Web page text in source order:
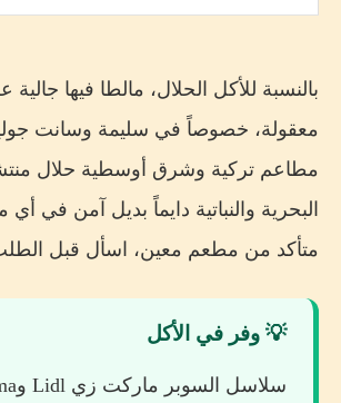
بالنسبة للأكل الحلال، مالطا فيها جالية
معقولة، خصوصاً في سليمة وسانت
مطاعم تركية وشرق أوسطية حلال
البحرية والنباتية دايماً بديل آمن في
متأكد من مطعم معين، اسأل قبل
💡 وفر في الأكل